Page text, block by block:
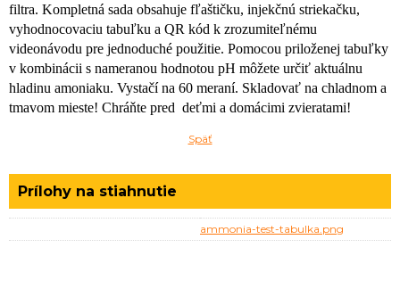
filtra. Kompletná sada obsahuje fľaštičku, injekčnú striekačku,
vyhodnocovaciu tabuľku a QR kód k zrozumiteľnému
videonávodu pre jednoduché použitie. Pomocou priloženej tabuľky
v kombinácii s nameranou hodnotou pH môžete určiť aktuálnu
hladinu amoniaku. Vystačí na 60 meraní. Skladovať na chladnom a
tmavom mieste! Chráňte pred deťmi a domácimi zvieratami!
Späť
Prílohy na stiahnutie
ammonia-test-tabulka.png